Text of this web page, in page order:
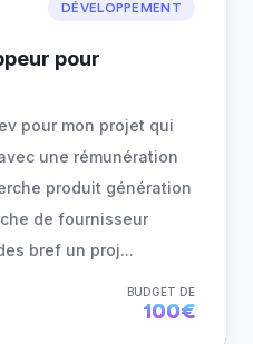
DÉVELOPPEMENT
pour
pour mon projet qui
une rémunération
produit génération
de fournisseur
bref un proj...
BUDGET DE
100€